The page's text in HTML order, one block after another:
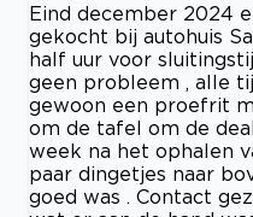
Eind december 2024
gekocht bij autohuis
half uur voor
geen probleem , alle
gewoon een proefrit
om de tafel om de
week na het ophalen
paar dingetjes naar
goed was . Contact